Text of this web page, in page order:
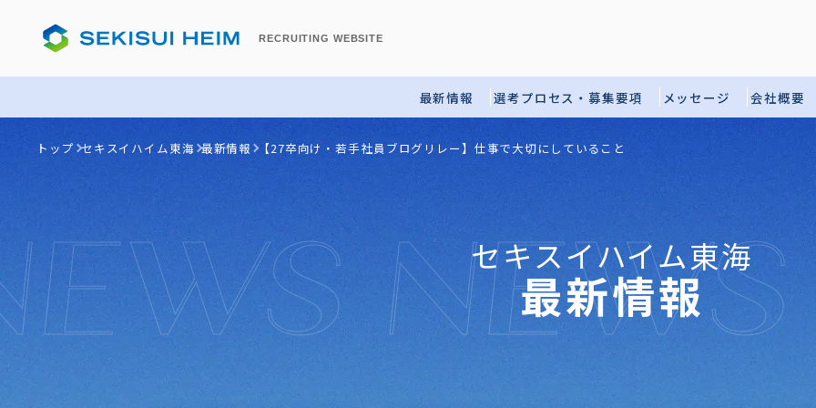
RECRUITING WEBSITE
最新情報 選考プロセス・募集要項 メッセージ 会社概要
トップ セキスイハイム東海 最新情報 【27卒向け・若手社員ブログリレー】仕事で大切にしていること
セキスイハイム東海
最新情報